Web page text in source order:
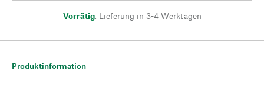
Vorrätig, Lieferung in 3-4 Werktagen
Produktinformation